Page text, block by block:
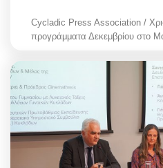
Cycladic Press Association /
προγράμματα Δεκεμβρίου στο